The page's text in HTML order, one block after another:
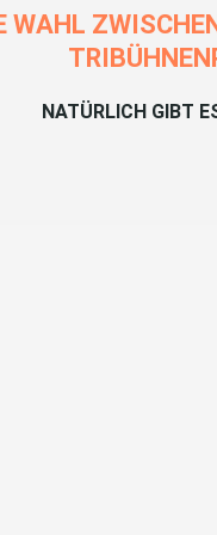
WAHL
NATÜRLICH GIBT